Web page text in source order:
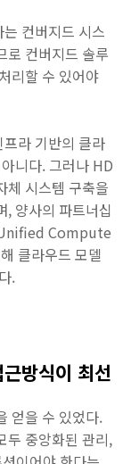
컨버지드 시스
로 컨버지드 솔루
리할 수 있어야
라 기반의 클라
니다. 그러나 HD
시스템 구축을
, 양사의 파트너십
Compute
클라우드 모델
.
방식이 최선
얻을 수 있었다.
두 중앙화된 관리,